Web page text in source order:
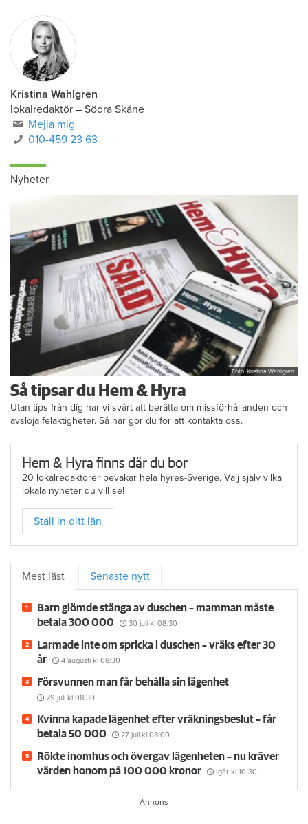
Kristina Wahlgren
lokalredaktör – Södra Skåne
Mejla mig
010-459 23 63
Nyheter
Foto: Kristina Wahlgren
Så tipsar du Hem & Hyra
Utan tips från dig har vi svårt att berätta om missförhållanden och
avslöja felaktigheter. Så här gör du för att kontakta oss.
Hem & Hyra finns där du bor
20 lokalredaktörer bevakar hela hyres-Sverige. Välj själv vilka
lokala nyheter du vill se!
Ställ in ditt län
Mest läst Senaste nytt
Barn glömde stänga av duschen – mamman måste
betala 300 000
30 juli kl 08:30
Larmade inte om spricka i duschen – vräks efter 30
år
4 augusti kl 08:30
Försvunnen man får behålla sin lägenhet
29 juli kl 08:30
Kvinna kapade lägenhet efter vräkningsbeslut – får
betala 50 000
27 juli kl 08:00
Rökte inomhus och övergav lägenheten – nu kräver
värden honom på 100 000 kronor
Igår kl 10:30